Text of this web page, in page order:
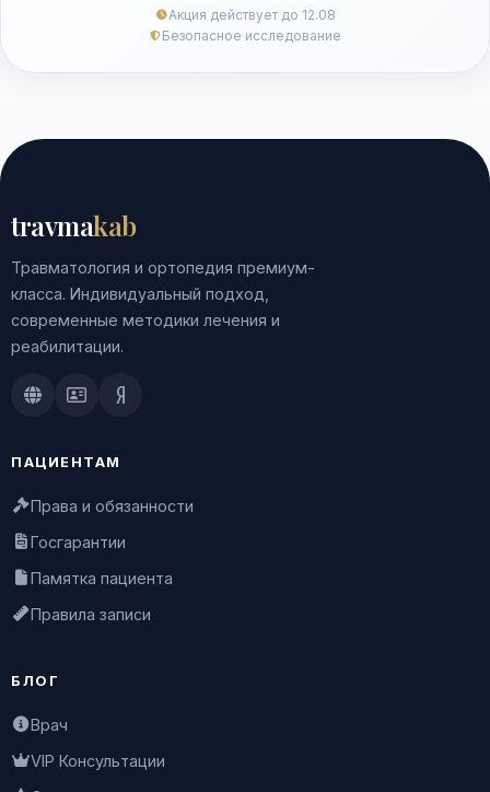
Акция действует до 12.08
Безопасное исследование
travmakab
Травматология и ортопедия премиум-
класса. Индивидуальный подход,
современные методики лечения и
реабилитации.
Doctu.ruПроДокторов
Яндекс.Здоровье
ПАЦИЕНТАМ
Права и обязанности
Госгарантии
Памятка пациента
Правила записи
БЛОГ
Врач
VIP Консультации